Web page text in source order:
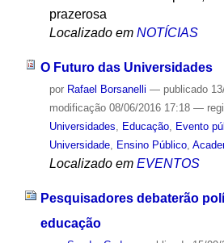
prazerosa
Localizado em NOTÍCIAS
O Futuro das Universidades
por Rafael Borsanelli — publicado
modificação08/06/2016 17:18 —
Universidades
Educação, Evento
Universidade, Ensino Público,
Localizado em EVENTOS
Pesquisadores debaterão
educação